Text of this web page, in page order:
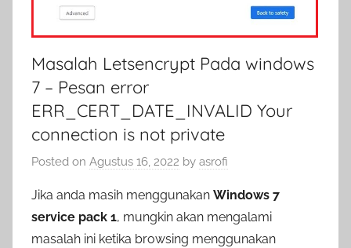
Masalah Letsencrypt Pada windows
7 – Pesan error
ERR_CERT_DATE_INVALID Your
connection is not private
Posted on Agustus 16, 2022 by asrofi
Jika anda masih menggunakan Windows 7
service pack 1, mungkin akan mengalami
masalah ini ketika browsing menggunakan